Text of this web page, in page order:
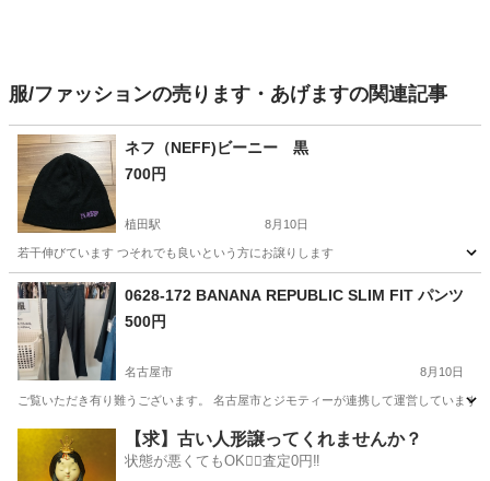
服/ファッションの売ります・あげますの関連記事
ネフ（NEFF)ビーニー 黒
700円
植田駅 8月10日
若干伸びています つそれでも良いという方にお譲りします
愛知 名古屋市 0628-172 BANANA REPUBLIC SLIM FIT パンツ
500円
名古屋市 8月10日
ご覧いただき有り難うございます。 名古屋市とジモティーが連携して運営してい
パンツ リユース
【求】古い人形譲ってくれませんか？
状態が悪くてもOK🙆‍♀️査定0円‼️